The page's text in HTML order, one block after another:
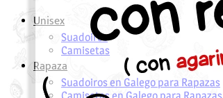
Unisex
Suadoiros
Camisetas
Rapaza
Suadoiros en Galego para Rapazas